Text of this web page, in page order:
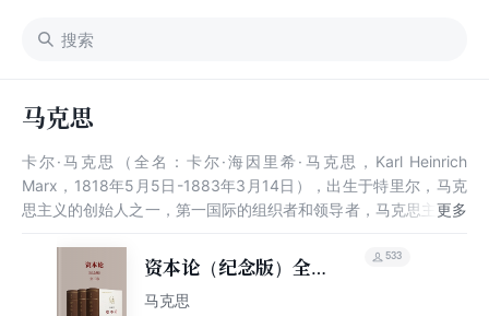
马克思
卡尔·马克思（全名：卡尔·海因里希·马克思，Karl Heinrich
Marx，1818年5月5日-1883年3月14日），出生于特里尔，马克
思主义的创始人之一，第一国际的组织者和领导者，马克思主义政
精神领袖，国际共产主义运动的开创者。 马克思是著名的思想
家、政治学家、哲学家、经济学家、革命理论家、历史学家和社会
学家。主要著作有《资本论》《共产党宣言》等。创立的广为人知
资本论（纪念版）全三
卷
马克思
533